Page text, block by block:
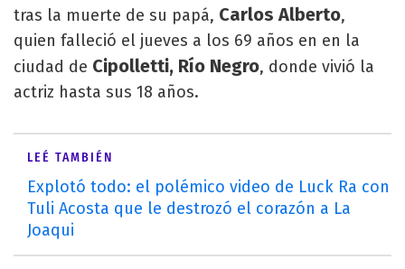
tras la muerte de su papá, Carlos Alberto,
quien falleció el jueves a los 69 años en en la
ciudad de Cipolletti, Río Negro, donde vivió la
actriz hasta sus 18 años.
LEÉ TAMBIÉN
Explotó todo: el polémico video de Luck Ra con
Tuli Acosta que le destrozó el corazón a La
Joaqui